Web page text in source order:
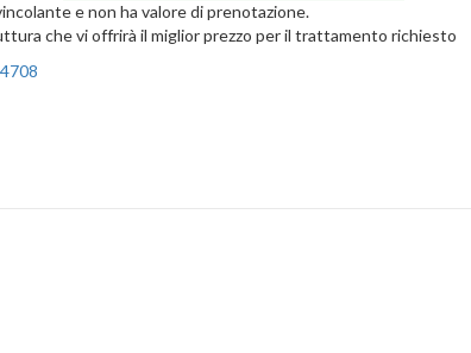
e non ha valore di prenotazione.
che vi offrirà il miglior prezzo per il trattamento richiesto